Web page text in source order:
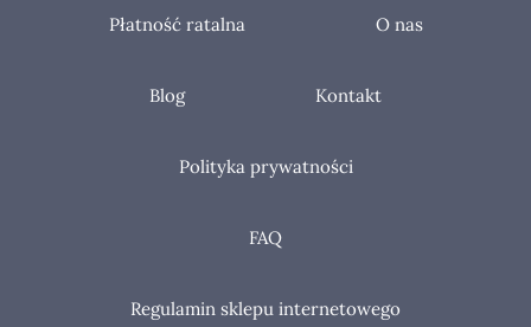
Płatność ratalna O nas
Blog Kontakt
Polityka prywatności
FAQ
Regulamin sklepu internetowego